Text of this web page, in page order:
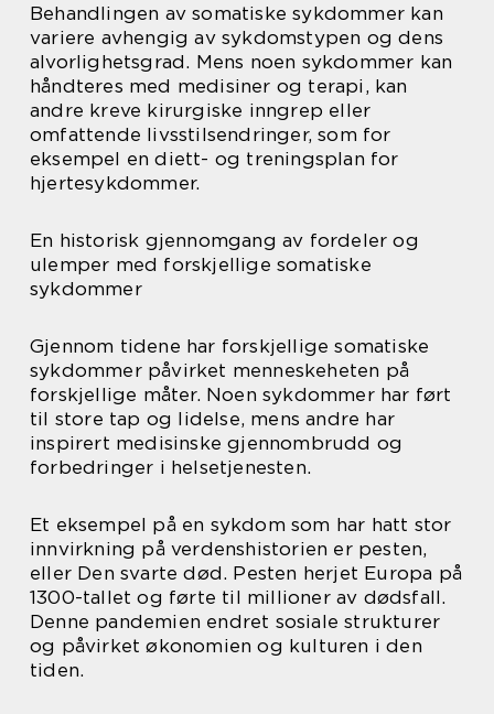
Behandlingen av somatiske sykdommer kan
variere avhengig av sykdomstypen og dens
alvorlighetsgrad. Mens noen sykdommer kan
håndteres med medisiner og terapi, kan
andre kreve kirurgiske inngrep eller
omfattende livsstilsendringer, som for
eksempel en diett- og treningsplan for
hjertesykdommer.
En historisk gjennomgang av fordeler og
ulemper med forskjellige somatiske
sykdommer
Gjennom tidene har forskjellige somatiske
sykdommer påvirket menneskeheten på
forskjellige måter. Noen sykdommer har ført
til store tap og lidelse, mens andre har
inspirert medisinske gjennombrudd og
forbedringer i helsetjenesten.
Et eksempel på en sykdom som har hatt stor
innvirkning på verdenshistorien er pesten,
eller Den svarte død. Pesten herjet Europa på
1300-tallet og førte til millioner av dødsfall.
Denne pandemien endret sosiale strukturer
og påvirket økonomien og kulturen i den
tiden.